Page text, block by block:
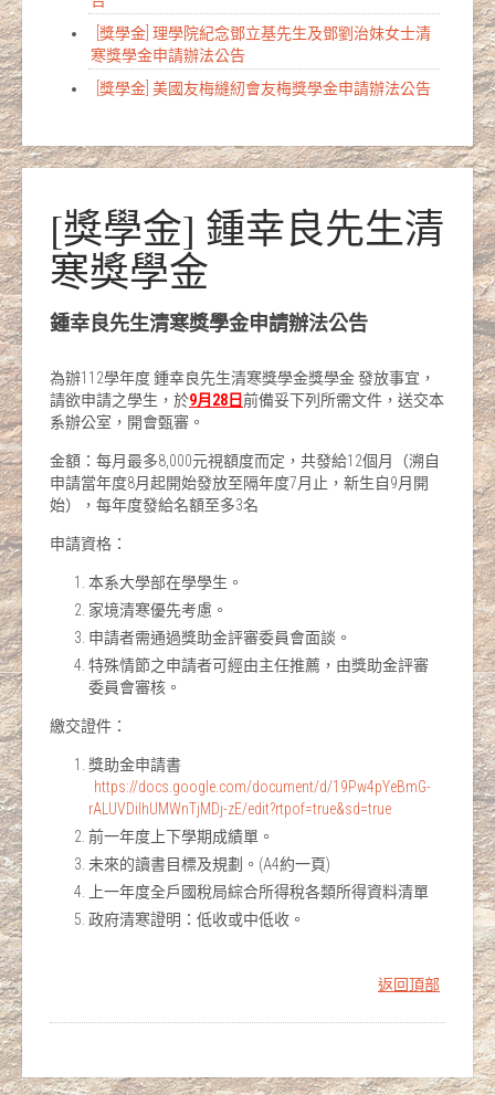
[獎學金] 理學院紀念鄧立基先生及鄧劉治妹女士清
寒獎學金申請辦法公告
[獎學金] 美國友梅縫紉會友梅獎學金申請辦法公告
[獎學金] 鍾幸良先生清
寒獎學金
鍾幸良先生清寒獎學金申請辦法公告
為辦112學年度 鍾幸良先生清寒獎學金獎學金 發放事宜，
請欲申請之學生，於9月 28 日前備妥下列所需文件，送交本
系辦公室，開會甄審。
金額：每月最多8,000元視額度而定，共發給12個月（溯自
申請當年度8月起開始發放至隔年度7月止，新生自9月開
始），每年度發給名額至多3名
申請資格：
本系大學部在學學生。
家境清寒優先考慮。
申請者需通過獎助金評審委員會面談。
特殊情節之申請者可經由主任推薦，由獎助金評審
委員會審核。
繳交證件：
獎助金申請書
https://docs.google.com/document/d/19Pw4pYeBmG-
rALUVDiIhUMWnTjMDj-zE/edit?rtpof=true&sd=true
前一年度上下學期成績單。
未來的讀書目標及規劃。(A4約一頁)
上一年度全戶國稅局綜合所得稅各類所得資料清單
政府清寒證明：低收或中低收。
返回頂部